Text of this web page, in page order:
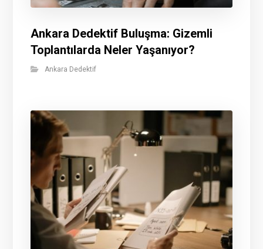
Ankara Dedektif Buluşma: Gizemli
Toplantılarda Neler Yaşanıyor?
Ankara Dedektif